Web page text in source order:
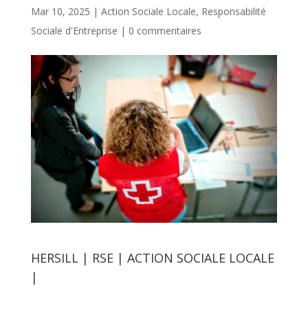
Mar 10, 2025 | Action Sociale Locale, Responsabilité
Sociale d'Entreprise | 0 commentaires
HERSILL | RSE | ACTION SOCIALE LOCALE
|